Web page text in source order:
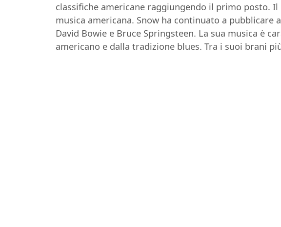
classifiche americane raggiungendo il primo posto.
musica americana. Snow ha continuato a
David Bowie e Bruce Springsteen. La sua musica è
americano e dalla tradizione blues. Tra i suoi brani